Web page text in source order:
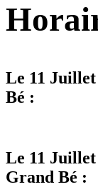
Le 11 Juillet
Bé :
Le 11 Juillet
Grand Bé :